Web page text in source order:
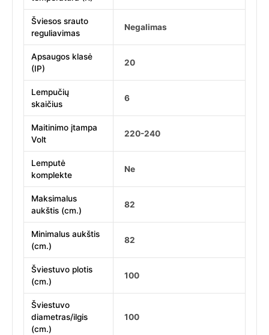
Šviesos srauto
reguliavimas
Negalimas
Apsaugos klasė
(IP)
20
Lempučių
skaičius
6
Maitinimo įtampa
Volt
220-240
Lemputė
komplekte
Ne
Maksimalus
aukštis (cm.)
82
Minimalus aukštis
(cm.)
82
Šviestuvo plotis
(cm.)
100
Šviestuvo
diametras/ilgis
(cm.)
100